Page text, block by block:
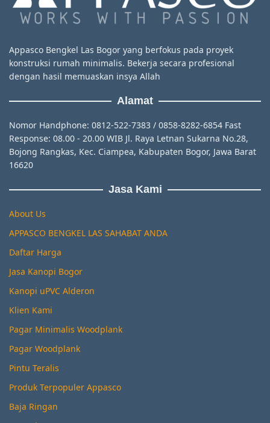
Appasco Bengkel Las Bogor yang berfokus pada proyek
konstruksi rumah minimalis. Bekerja secara profesional
dengan hasil memuaskan insya Allah
Alamat
Nomor Handphone: 0812-522-7383 / 0858-8282-6854 Fast
Response: 08.00 - 20.00 WIB Jl. Raya Letnan Sukarna No.28,
Bojong Rangkas, Kec. Ciampea, Kabupaten Bogor, Jawa Barat
16620
Jasa Kami
About Us
APPASCO BENGKEL LAS SAHABAT ANDA
Daftar Harga
Jasa Kanopi Bogor
Kanopi uPVC Alderon
Klien Kami
Pagar Minimalis Woodplank
Pagar Woodplank
Pintu Teralis
Produk Terpopuler Appasco
Baja Ringan